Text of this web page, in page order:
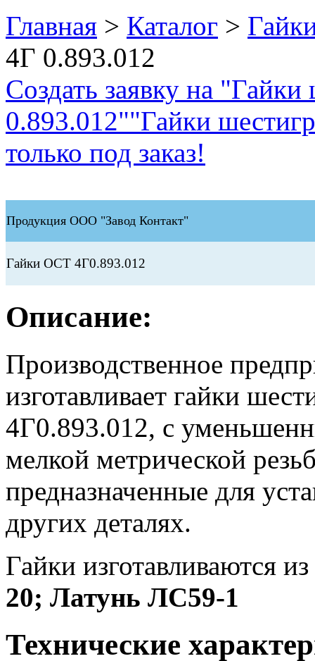
Главная > Каталог >
4Г 0.893.012
Создать заявку на
0.893.012""Гайки
только под заказ!
Продукция ООО "Завод Контакт"
Гайки ОСТ 4Г0.893.012
Описание:
Производственное
изготавливает гайки
4Г0.893.012, с
мелкой метрической
предназначенные для
других деталях.
Гайки изготавливаются
20; Латунь ЛС59-1
Технические